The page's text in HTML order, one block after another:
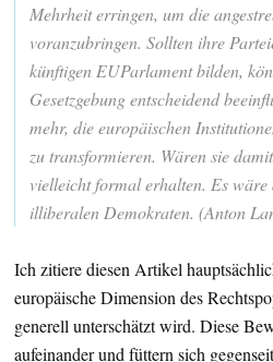
Mehrheit erringen, um die
voranzubringen. Sollten ihre
künftigen EUParlament bilden,
Gesetzgebung entscheidend
mehr, die europäischen
zu transformieren. Wären sie
vielleicht formal erhalten. Es
illiberalen Demokraten. (Anton
Ich zitiere diesen Artikel
europäische Dimension des
generell unterschätzt wird. Diese
aufeinander und füttern sich